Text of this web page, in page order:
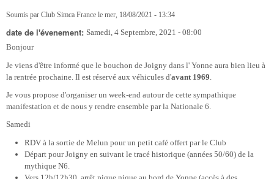
Soumis par Club Simca France le mer, 18/08/2021 - 13:34
date de l'évenement: Samedi, 4 Septembre, 2021 - 08:00
Bonjour
Je viens d'être informé que le bouchon de Joigny dans l' Yonne aura bien lieu à
la rentrée prochaine. Il est réservé aux véhicules d'avant 1969
Je vous propose d'organiser un week-end autour de cette sympathique
manifestation et de nous y rendre ensemble par la Nationale 6.
Samedi
RDV à la sortie de Melun pour un petit café offert par le Club
Départ pour Joigny en suivant le tracé historique (années 50/60) de la
mythique N6.